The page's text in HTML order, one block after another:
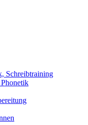
Schreibtraining